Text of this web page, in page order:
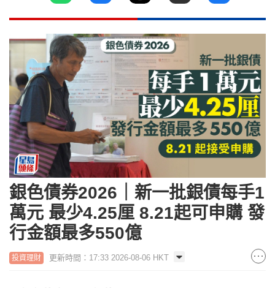
銀色債券2026｜新一批銀債每手1
萬元 最少4.25厘 8.21起可申購 發
行金額最多550億
投資理財 更新時間：17:33 2026-08-06 HKT